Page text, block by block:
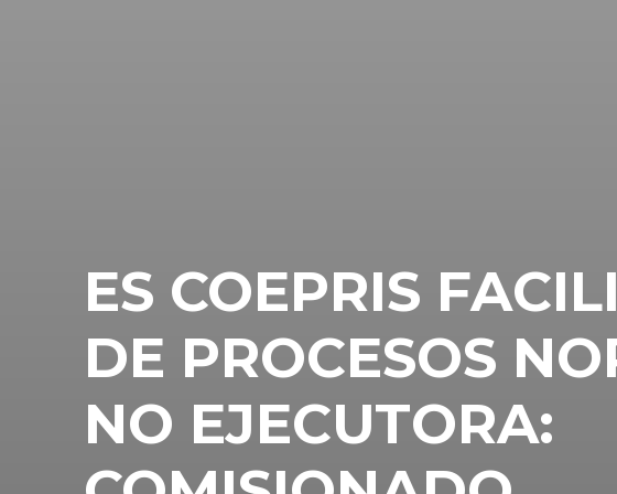
ES COEPRIS
DE PROCESOS
NO EJECUTORA: